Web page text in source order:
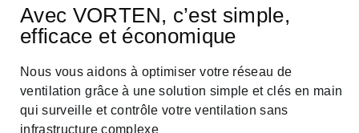
Avec VORTEN, c’est simple,
efficace et économique
Nous vous aidons à optimiser votre réseau de
ventilation grâce à une solution simple et clés en main
qui surveille et contrôle votre ventilation sans
infrastructure complexe